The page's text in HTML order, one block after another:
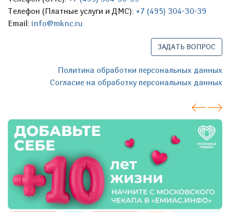
Телефон (Платные услуги и ДМС): +7 (495) 304-30-39
Email: info@mknc.ru
ЗАДАТЬ ВОПРОС
Политика обработки персональных данных
Согласие на обработку персональных данных